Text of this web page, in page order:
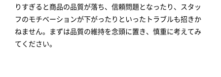
りすぎると商品の品質が落ち、信頼問題となったり、スタッ
フのモチベーションが下がったりといったトラブルも招きか
ねません。まずは品質の維持を念頭に置き、慎重に考えてみ
てください。